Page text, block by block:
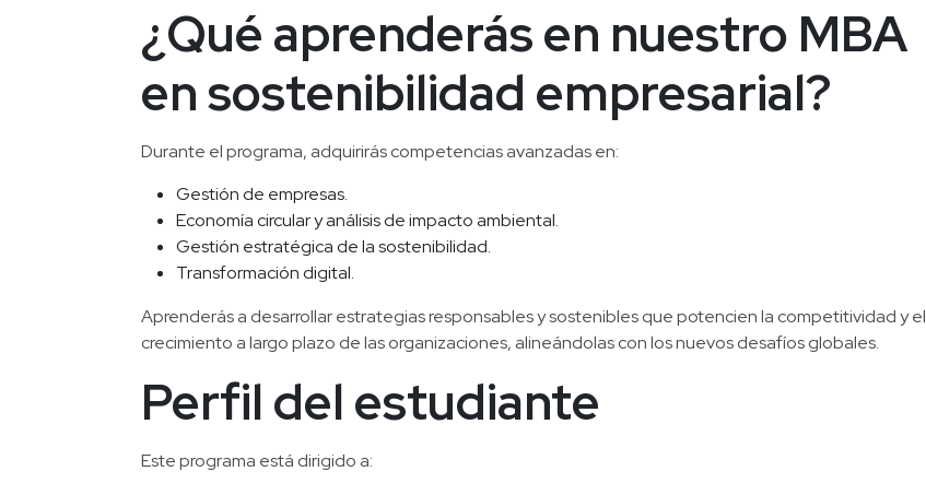
¿Qué aprenderás en nuestro MBA
en sostenibilidad empresarial?
Durante el programa, adquirirás competencias avanzadas en:
Gestión de empresas.
Economía circular y análisis de impacto ambiental.
Gestión estratégica de la sostenibilidad.
Transformación digital.
Aprenderás a desarrollar estrategias responsables y sostenibles que potencien la competitividad y el
crecimiento a largo plazo de las organizaciones, alineándolas con los nuevos desafíos globales.
Perfil del estudiante
Este programa está dirigido a: